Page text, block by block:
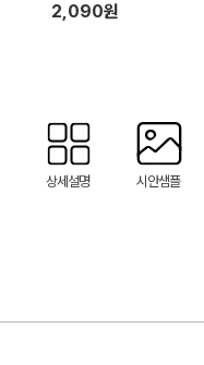
2,090원
상세설명 시안샘플